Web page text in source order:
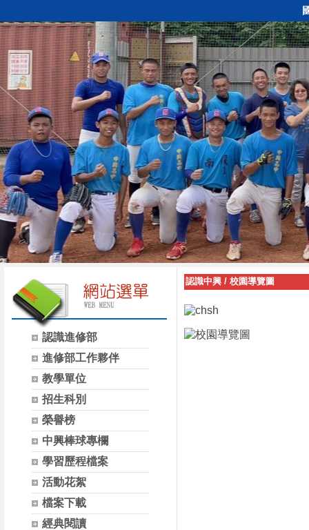
認識進修部
進修部工作夥伴
教學單位
招生科別
榮譽榜
中興棒球專欄
學習歷程檔案
活動花絮
檔案下載
經典閱讀
認識中興 / 校園導覽圖